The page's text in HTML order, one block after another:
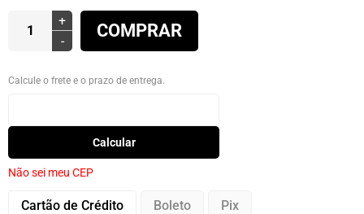
+
-
COMPRAR
Calcule o frete e o prazo de entrega.
Calcular
Não sei meu CEP
Cartão de Crédito Boleto Pix